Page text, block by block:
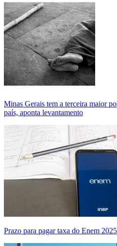
Minas Gerais tem a terceira maior
país, aponta levantamento
Prazo para pagar taxa do Enem